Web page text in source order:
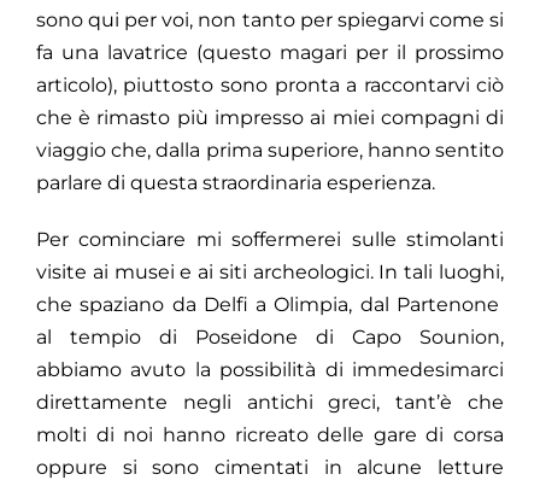
sono qui per voi, non tanto per spiegarvi come si
fa una lavatrice (questo magari per il prossimo
articolo), piuttosto sono pronta a raccontarvi ciò
che è rimasto più impresso ai miei compagni di
viaggio che, dalla prima superiore, hanno sentito
parlare di questa straordinaria esperienza.
Per cominciare mi soffermerei sulle stimolanti
visite ai musei e ai siti archeologici. In tali luoghi,
che spaziano da Delfi a Olimpia, dal Partenone
al tempio di Poseidone di Capo Sounion,
abbiamo avuto la possibilità di immedesimarci
direttamente negli antichi greci, tant’è che
molti di noi hanno ricreato delle gare di corsa
oppure si sono cimentati in alcune letture